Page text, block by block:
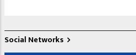
Social Networks